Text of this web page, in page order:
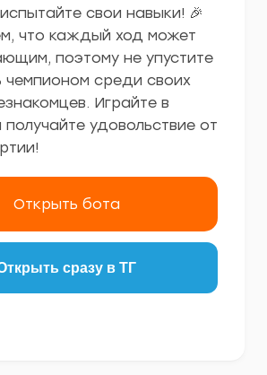
свои навыки! 🎉
что каждый ход может
поэтому не упустите
чемпионом среди своих
Играйте в
удовольствие от
Открыть бота
сразу в ТГ